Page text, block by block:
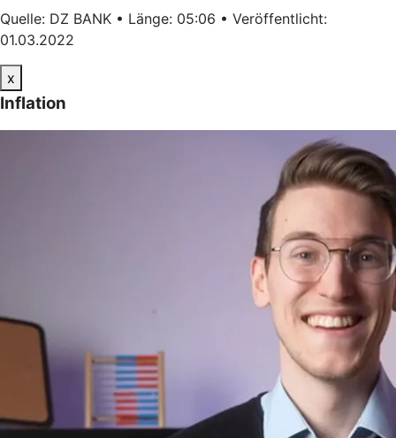
Quelle: DZ BANK • Länge: 05:06 • Veröffentlicht:
01.03.2022
x
Inflation